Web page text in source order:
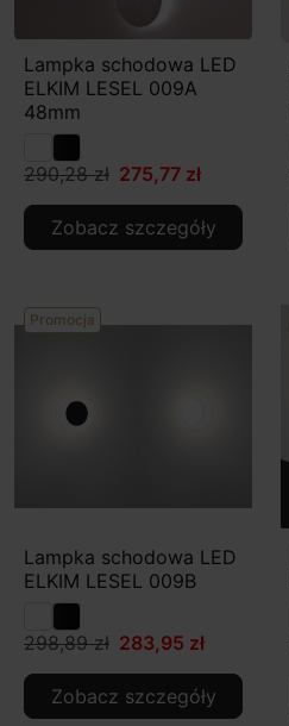
Lampka schodowa LED
ELKIM LESEL 009A
48mm
290,28 zł 275,77 zł
Zobacz szczegóły
Promocja
Lampka schodowa LED
ELKIM LESEL 009B
298,89 zł 283,95 zł
Zobacz szczegóły